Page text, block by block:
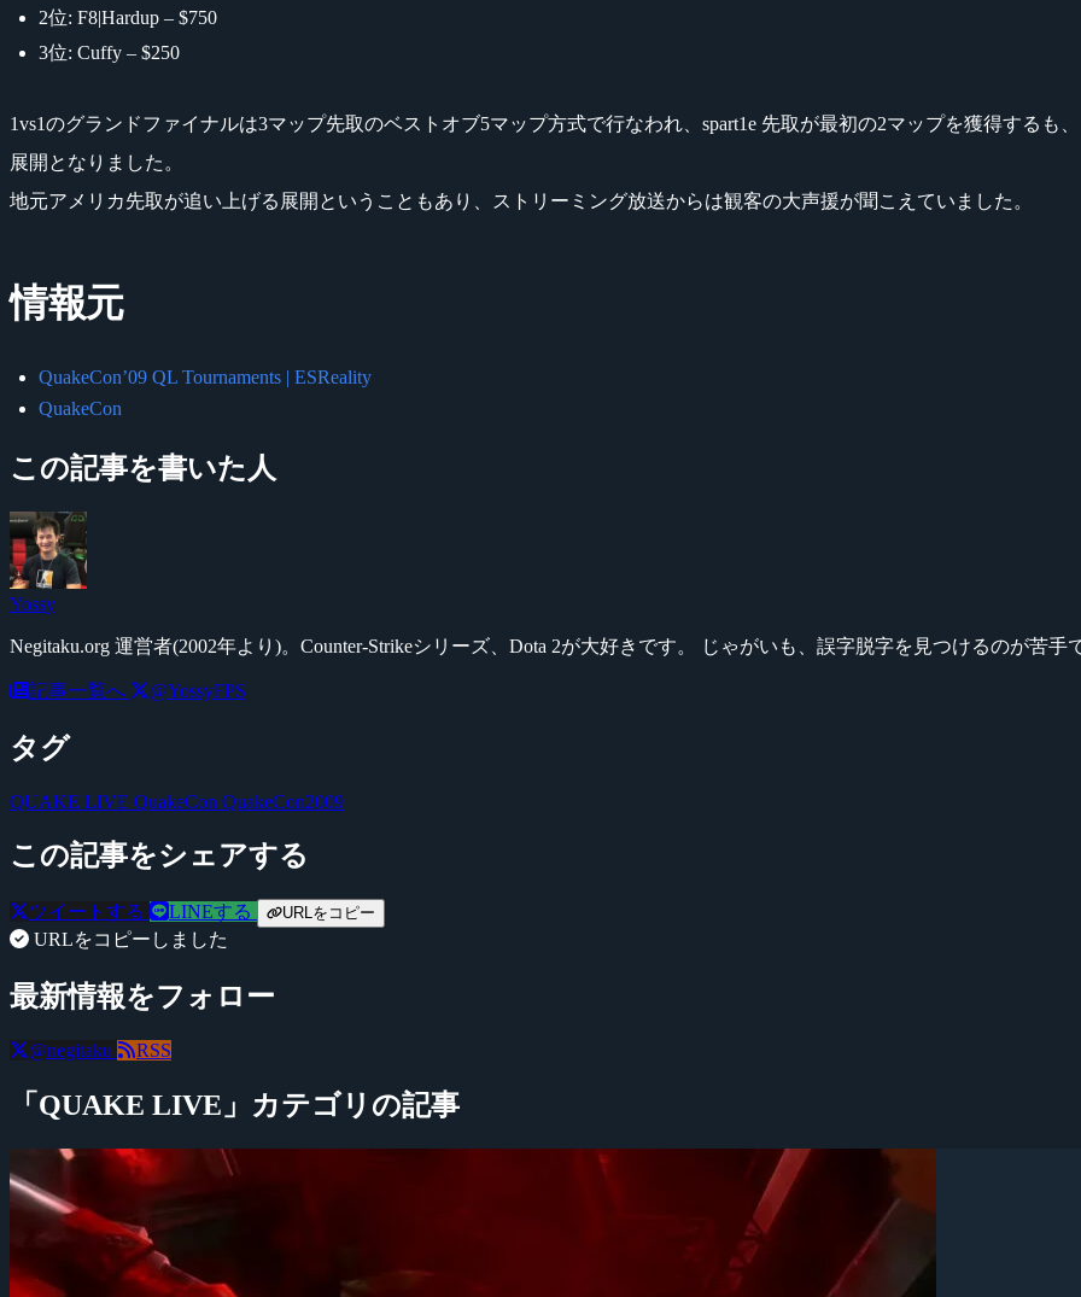
2位: F8|Hardup – $750
3位: Cuffy – $250
1vs1のグランドファイナルは3マップ先取のベストオブ5マップ方式で行なわれ、spart1e 先取が最初の2マップを獲得するも
展開となりました。
地元アメリカ先取が追い上げる展開ということもあり、ストリーミング放送からは観客の大声援が聞こえていました。
情報元
QuakeCon’09 QL Tournaments | ESReality
QuakeCon
この記事を書いた人
Yossy
Negitaku.org 運営者(2002年より)。Counter-Strikeシリーズ、Dota 2が大好きです。 じゃがいも、誤字脱字を見つけるのが苦
記事一覧へ @YossyFPS
タグ
QUAKE LIVE QuakeCon QuakeCon2009
この記事をシェアする
ツイートする LINEする URLをコピー
URLをコピーしました
最新情報をフォロー
@negitaku RSS
「QUAKE LIVE」カテゴリの記事